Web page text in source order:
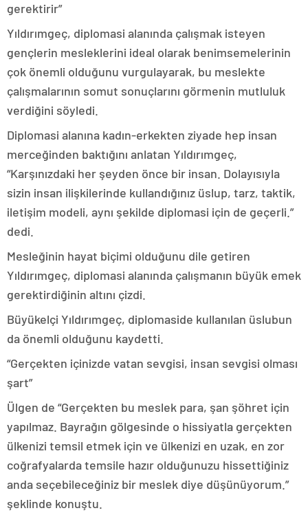
gerektirir”
Yıldırımgeç, diplomasi alanında çalışmak isteyen
gençlerin mesleklerini ideal olarak benimsemelerinin
çok önemli olduğunu vurgulayarak, bu meslekte
çalışmalarının somut sonuçlarını görmenin mutluluk
verdiğini söyledi.
Diplomasi alanına kadın-erkekten ziyade hep insan
merceğinden baktığını anlatan Yıldırımgeç,
“Karşınızdaki her şeyden önce bir insan. Dolayısıyla
sizin insan ilişkilerinde kullandığınız üslup, tarz, taktik,
iletişim modeli, aynı şekilde diplomasi için de geçerli.”
dedi.
Mesleğinin hayat biçimi olduğunu dile getiren
Yıldırımgeç, diplomasi alanında çalışmanın büyük emek
gerektirdiğinin altını çizdi.
Büyükelçi Yıldırımgeç, diplomaside kullanılan üslubun
da önemli olduğunu kaydetti.
“Gerçekten içinizde vatan sevgisi, insan sevgisi olması
şart”
Ülgen de “Gerçekten bu meslek para, şan şöhret için
yapılmaz. Bayrağın gölgesinde o hissiyatla gerçekten
ülkenizi temsil etmek için ve ülkenizi en uzak, en zor
coğrafyalarda temsile hazır olduğunuzu hissettiğiniz
anda seçebileceğiniz bir meslek diye düşünüyorum.”
şeklinde konuştu.